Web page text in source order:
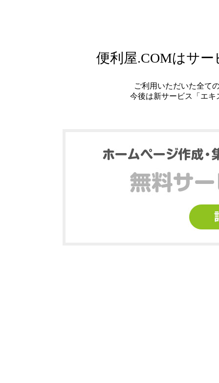
便利屋.COMはサ
ご利用いただいた全て
今後は新サービス「エ